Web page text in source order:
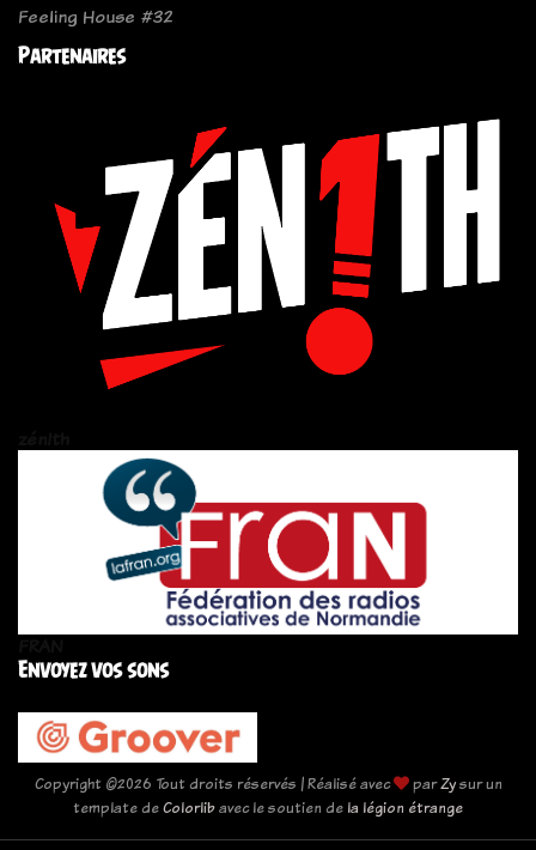
Feeling House #32
Partenaires
Envoyez vos sons
Copyright ©2026 Tout droits réservés | Réalisé avec parZysur un
template deColorlibavec le soutien de la légion étrange